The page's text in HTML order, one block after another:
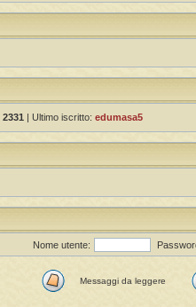
2331 | Ultimo iscritto: edumasa5
Nome utente:
Messaggi da leggere